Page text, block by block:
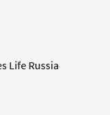
Life Russia